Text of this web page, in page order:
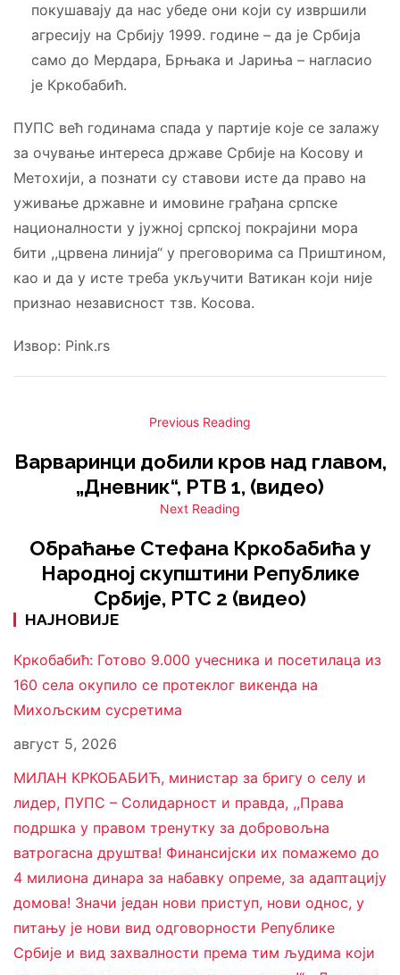
покушавају да нас убеде они који су извршили
агресију на Србију 1999. године – да је Србија
само до Мердара, Брњака и Јариња – нагласио
је Кркобабић.
ПУПС већ годинама спада у партије које се залажу
за очување интереса државе Србије на Косову и
Метохији, а познати су ставови исте да право на
уживање државне и имовине грађана српске
националности у јужној српској покрајини мора
бити ,,црвена линија“ у преговорима са Приштином,
као и да у исте треба укључити Ватикан који није
признао независност тзв. Косова.
Извор: Pink.rs
Previous Reading
Варваринци добили кров над главом,
„Дневник“, РТВ 1, (видео)
Next Reading
Обраћање Стефана Кркобабића у
Народној скупштини Републике
Србије, РТС 2 (видео)
НАЈНОВИЈЕ
Кркобабић: Готово 9.000 учесника и посетилаца из
160 села окупило се протеклог викенда на
Михољским сусретима
август 5, 2026
МИЛАН КРКОБАБИЋ, министар за бригу о селу и
лидер, ПУПС – Солидарност и правда, ,,Права
подршка у правом тренутку за добровољна
ватрогасна друштва! Финансијски их помажемо до
4 милиона динара за набавку опреме, за адаптацију
домова! Значи један нови приступ, нови однос, у
питању је нови вид одговорности Републике
Србије и вид захвалности према тим људима који